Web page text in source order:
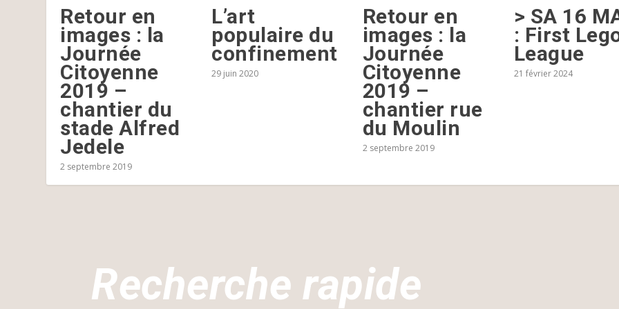
Retour en
images : la
Journée
Citoyenne
2019 –
chantier du
stade Alfred
Jedele
2 septembre 2019
L’art
populaire du
confinement
29 juin 2020
Retour en
images : la
Journée
Citoyenne
2019 –
chantier rue
du Moulin
2 septembre 2019
> SA 16
: First
League
21 février 2024
Recherche rapide